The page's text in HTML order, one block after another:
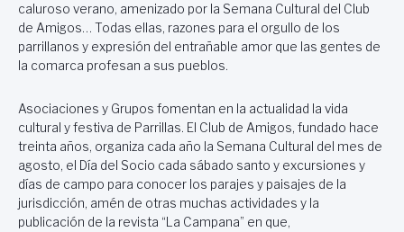
caluroso verano, amenizado por la Semana Cultural del Club
de Amigos… Todas ellas, razones para el orgullo de los
parrillanos y expresión del entrañable amor que las gentes de
la comarca profesan a sus pueblos.
Asociaciones y Grupos fomentan en la actualidad la vida
cultural y festiva de Parrillas. El Club de Amigos, fundado hace
treinta años, organiza cada año la Semana Cultural del mes de
agosto, el Día del Socio cada sábado santo y excursiones y
días de campo para conocer los parajes y paisajes de la
jurisdicción, amén de otras muchas actividades y la
publicación de la revista “La Campana” en que,